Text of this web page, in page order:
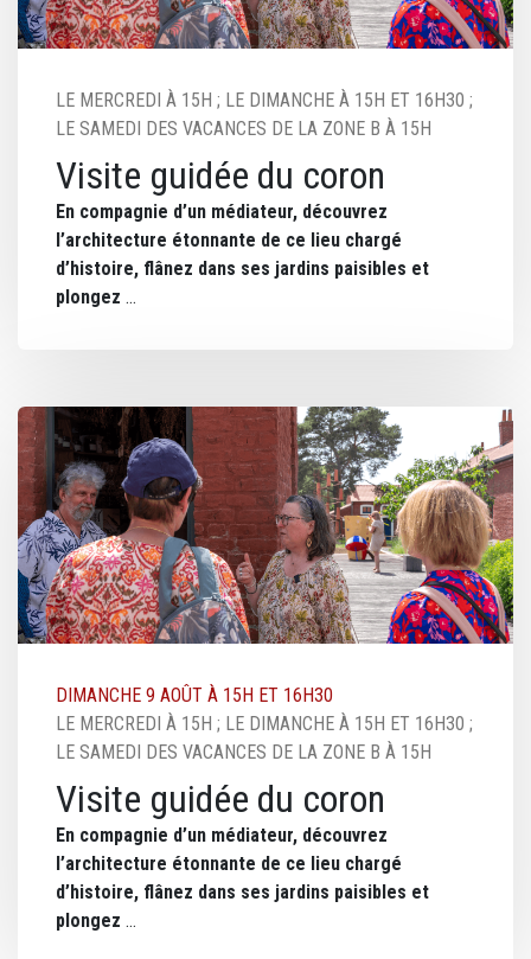
LE MERCREDI À 15H ; LE DIMANCHE À 15H ET 16H30 ;
LE SAMEDI DES VACANCES DE LA ZONE B À 15H
Visite guidée du coron
En compagnie d’un médiateur, découvrez
l’architecture étonnante de ce lieu chargé
d’histoire, flânez dans ses jardins paisibles et
plongez
Image
DIMANCHE 9 AOÛT À 15H ET 16H30
LE MERCREDI À 15H ; LE DIMANCHE À 15H ET 16H30 ;
LE SAMEDI DES VACANCES DE LA ZONE B À 15H
Visite guidée du coron
En compagnie d’un médiateur, découvrez
l’architecture étonnante de ce lieu chargé
d’histoire, flânez dans ses jardins paisibles et
plongez